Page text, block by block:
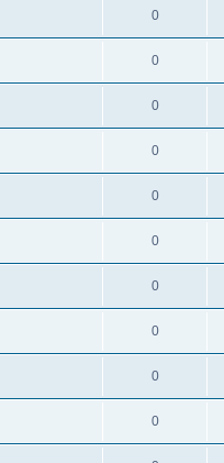
0
0
0
0
0
0
0
0
0
0